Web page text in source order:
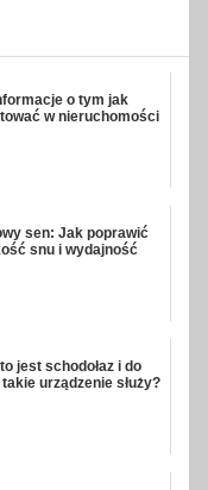
o tym jak
w nieruchomości
sen: Jak poprawić
snu i wydajność
jest schodołaz i do
urządzenie służy?